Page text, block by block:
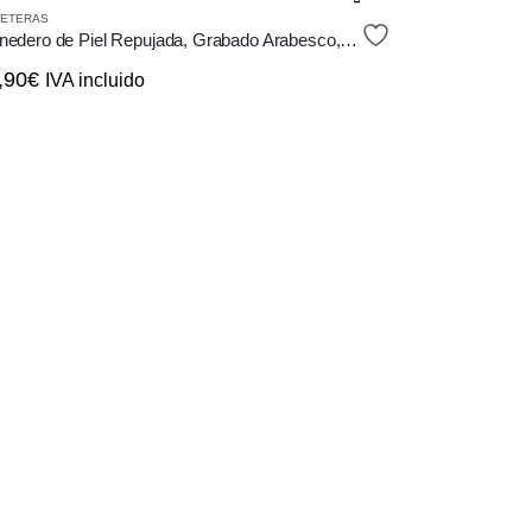
Monedero de Piel Repujada, Grabado Arabesco, Redondo, distintos colores
€ IVA incluido